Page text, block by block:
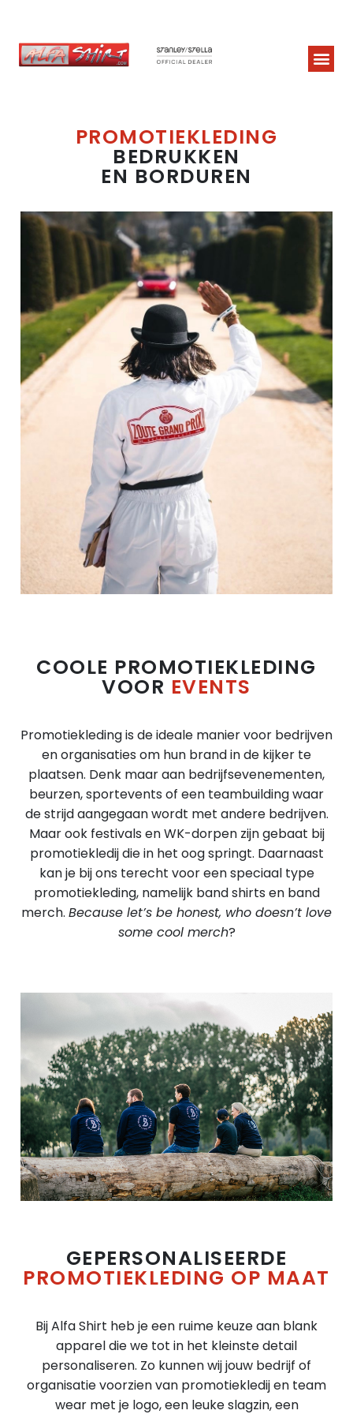
PROMOTIEKLEDING
BEDRUKKEN
EN BORDUREN
COOLE PROMOTIEKLEDING
VOOR EVENTS
Promotiekleding is de ideale manier voor bedrijven
en organisaties om hun brand in de kijker te
plaatsen. Denk maar aan bedrijfsevenementen,
beurzen, sportevents of een teambuilding waar
de strijd aangegaan wordt met andere bedrijven.
Maar ook festivals en WK-dorpen zijn gebaat bij
promotiekledij die in het oog springt. Daarnaast
kan je bij ons terecht voor een speciaal type
promotiekleding, namelijk band shirts en band
merch. Because let’s be honest, who doesn’t love
some cool merch?
GEPERSONALISEERDE
PROMOTIEKLEDING OP MAAT
Bij Alfa Shirt heb je een ruime keuze aan blank
apparel die we tot in het kleinste detail
personaliseren. Zo kunnen wij jouw bedrijf of
organisatie voorzien van promotiekledij en team
wear met je logo, een leuke slagzin, een